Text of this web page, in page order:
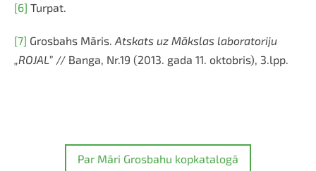
[6] Turpat.
[7] Grosbahs Māris. Atskats uz Mākslas laboratoriju
„ROJAL” // Banga, Nr.19 (2013. gada 11. oktobris), 3.lpp.
Par Māri Grosbahu kopkatalogā